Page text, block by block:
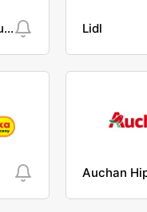
Intermarche Super Lidl